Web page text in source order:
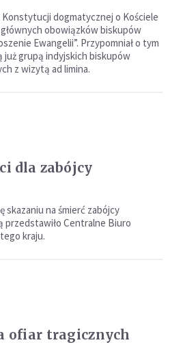
Konstytucji dogmatycznej o Kościele
obowiązków biskupów
Ewangelii”. Przypomniał o tym
już grupą indyjskich biskupów
z wizytą ad limina.
dla zabójcy
skazaniu na śmierć zabójcy
przedstawiło Centralne Biuro
kraju.
ofiar tragicznych